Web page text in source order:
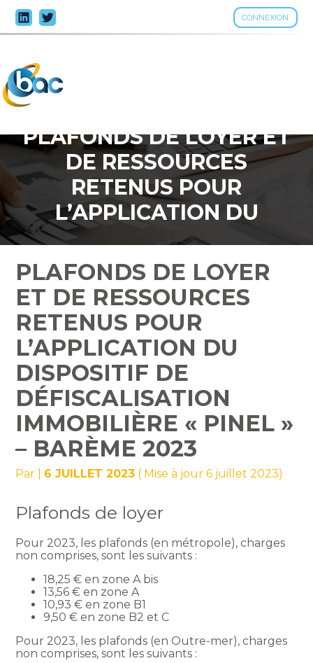
CONNEXION
Aller
au
PLAFONDS DE LOYER ET
DE RESSOURCES
RETENUS POUR
L’APPLICATION DU
DISPOSITIF DE
DÉFISCALISATION
IMMOBILIÈRE « PINEL » –
BARÈME 2023
PLAFONDS DE LOYER
ET DE RESSOURCES
RETENUS POUR
L’APPLICATION DU
DISPOSITIF DE
DÉFISCALISATION
IMMOBILIÈRE « PINEL »
– BARÈME 2023
Par 6 JUILLET 2023 ( Mise à jour 6 juillet 2023)
Plafonds de loyer
Pour 2023, les plafonds (en métropole), charges
non comprises, sont les suivants :
18,25 € en zone A bis
13,56 € en zone A
10,93 € en zone B1
9,50 € en zone B2 et C
Pour 2023, les plafonds (en Outre-mer), charges
non comprises, sont les suivants :